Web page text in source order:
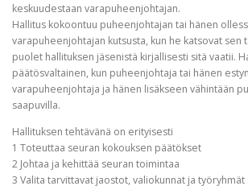
keskuudestaan varapuheenjohtajan.
Hallitus kokoontuu puheenjohtajan tai hänen
varapuheenjohtajan kutsusta, kun he katsovat sen
puolet hallituksen jäsenistä kirjallisesti sitä vaatii.
päätösvaltainen, kun puheenjohtaja tai hänen
varapuheenjohtaja ja hänen lisäkseen vähintään
saapuvilla.
Hallituksen tehtävänä on erityisesti
1 Toteuttaa seuran kokouksen päätökset
2 Johtaa ja kehittää seuran toimintaa
3 Valita tarvittavat jaostot, valiokunnat ja työryhmät